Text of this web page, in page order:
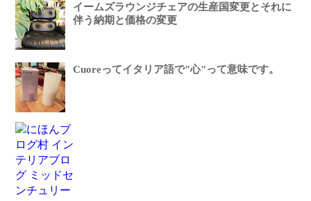
イームズラウンジチェアの生産国変更とそれに
伴う納期と価格の変更
Cuoreってイタリア語で"心"って意味です。